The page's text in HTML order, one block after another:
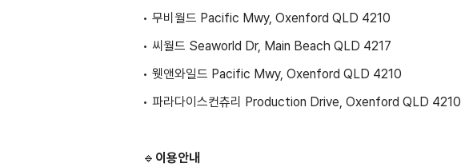
• 무비월드 Pacific Mwy, Oxenford QLD 4210
• 씨월드 Seaworld Dr, Main Beach QLD 4217
• 웻앤와일드 Pacific Mwy, Oxenford QLD 4210
• 파라다이스컨츄리 Production Drive, Oxenford QLD 4210
🔹 이용안내